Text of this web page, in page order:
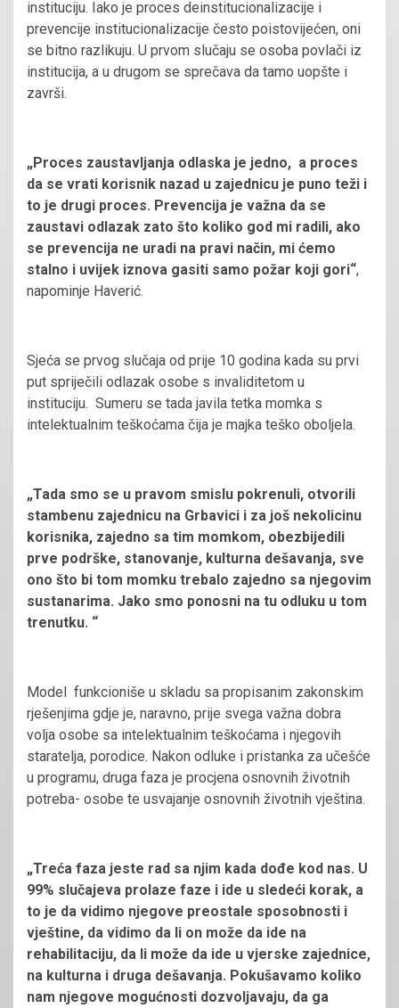
instituciju. Iako je proces deinstitucionalizacije i
prevencije institucionalizacije često poistovijećen, oni
se bitno razlikuju. U prvom slučaju se osoba povlači iz
institucija, a u drugom se sprečava da tamo uopšte i
završi.
„Proces zaustavljanja odlaska je jedno, a proces
da se vrati korisnik nazad u zajednicu je puno teži i
to je drugi proces. Prevencija je važna da se
zaustavi odlazak zato što koliko god mi radili, ako
se prevencija ne uradi na pravi način, mi ćemo
stalno i uvijek iznova gasiti samo požar koji gori“,
napominje Haverić.
Sjeća se prvog slučaja od prije 10 godina kada su prvi
put spriječili odlazak osobe s invaliditetom u
instituciju. Sumeru se tada javila tetka momka s
intelektualnim teškoćama čija je majka teško oboljela.
„Tada smo se u pravom smislu pokrenuli, otvorili
stambenu zajednicu na Grbavici i za još nekolicinu
korisnika, zajedno sa tim momkom, obezbijedili
prve podrške, stanovanje, kulturna dešavanja, sve
ono što bi tom momku trebalo zajedno sa njegovim
sustanarima. Jako smo ponosni na tu odluku u tom
trenutku. “
Model funkcioniše u skladu sa propisanim zakonskim
rješenjima gdje je, naravno, prije svega važna dobra
volja osobe sa intelektualnim teškoćama i njegovih
staratelja, porodice. Nakon odluke i pristanka za učešće
u programu, druga faza je procjena osnovnih životnih
potreba- osobe te usvajanje osnovnih životnih vještina.
„Treća faza jeste rad sa njim kada dođe kod nas. U
99% slučajeva prolaze faze i ide u sledeći korak, a
to je da vidimo njegove preostale sposobnosti i
vještine, da vidimo da li on može da ide na
rehabilitaciju, da li može da ide u vjerske zajednice,
na kulturna i druga dešavanja. Pokušavamo koliko
nam njegove mogućnosti dozvoljavaju, da ga